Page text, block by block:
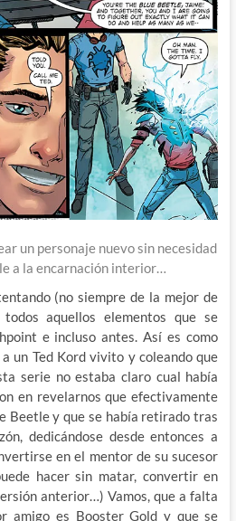
un personaje nuevo sin necesidad
a la encarnación interior…
(no siempre de la mejor de
aquellos elementos que se
e incluso antes. Así es como
un Ted Kord vivito y coleando que
serie no estaba claro cual había
en revelarnos que efectivamente
Beetle y que se había retirado tras
dedicándose desde entonces a
en el mentor de su sucesor
hacer sin matar, convertir en
anterior…) Vamos, que a falta
amigo es Booster Gold y que se